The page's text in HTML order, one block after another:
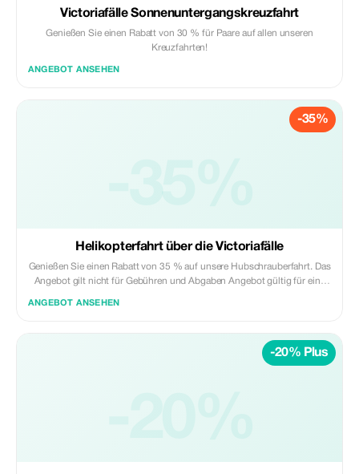
Victoriafälle Sonnenuntergangskreuzfahrt
Genießen Sie einen Rabatt von 30 % für Paare auf allen unseren
Kreuzfahrten!
ANGEBOT ANSEHEN
-35%
-35%
Helikopterfahrt über die Victoriafälle
Genießen Sie einen Rabatt von 35 % auf unsere Hubschrauberfahrt. Das
Angebot gilt nicht für Gebühren und Abgaben Angebot gültig für eine
ANGEBOT ANSEHEN
-20% Plus